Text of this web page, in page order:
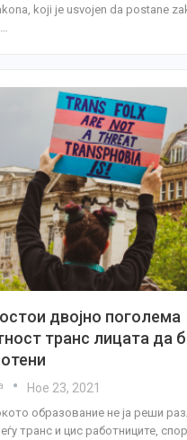
koji je usvojen da postane
двојно поголема
транс лицата да
Ное 23, 2021
образование не ja реши
транс и цис работниците,